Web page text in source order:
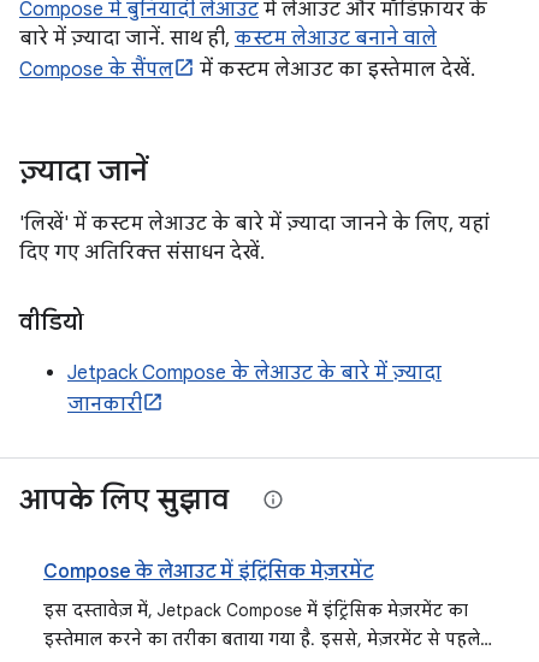
Compose में बुनियादी लेआउट में लेआउट और मॉडिफ़ायर के
बारे में ज़्यादा जानें. साथ ही, कस्टम लेआउट बनाने वाले
Compose के सैंपल
में कस्टम लेआउट का इस्तेमाल देखें.
ज़्यादा जानें
'लिखें' में कस्टम लेआउट के बारे में ज़्यादा जानने के लिए, यहां
दिए गए अतिरिक्त संसाधन देखें.
वीडियो
Jetpack Compose के लेआउट के बारे में ज़्यादा
जानकारी
आपके लिए सुझाव
Compose के लेआउट में इंट्रिंसिक मेज़रमेंट
इस दस्तावेज़ में, Jetpack Compose में इंट्रिंसिक मेज़रमेंट का
इस्तेमाल करने का तरीका बताया गया है. इससे, मेज़रमेंट से पहले